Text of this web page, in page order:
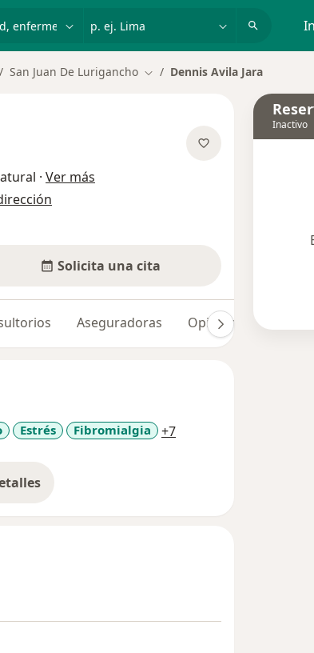
San Juan De Lurigancho Cambiar de ciudad
Dennis Avila Jara
· Ver más
Solicita una cita
Aseguradoras Opiniones
Estrés Fibromialgia +7a11y_sr_more_diseases
la experiencia
Inactivo